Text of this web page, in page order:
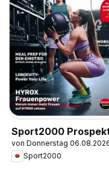
Sport2000
von Donnerstag
Sport2000